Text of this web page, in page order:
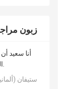
زبون
أنا سعيد
الصوتية الأنظف، أول واحد هو جيد جدا.
—— ستيفان